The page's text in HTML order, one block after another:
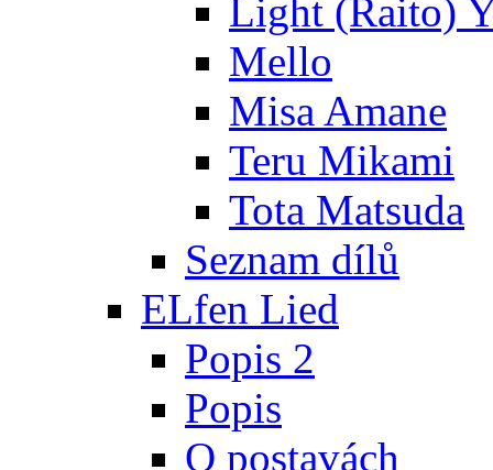
Light (Raito)
Mello
Misa Amane
Teru Mikami
Tota Matsuda
Seznam dílů
ELfen Lied
Popis 2
Popis
O postavách